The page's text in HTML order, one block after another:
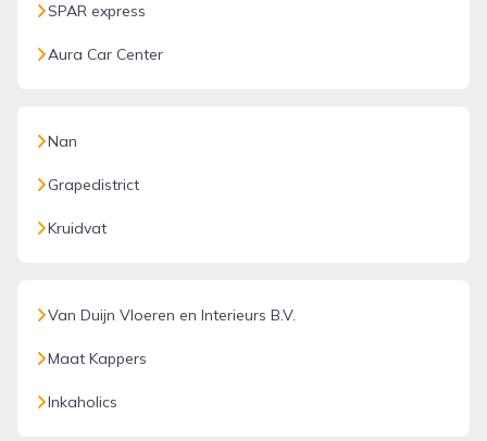
SPAR express
Aura Car Center
Nan
Grapedistrict
Kruidvat
Van Duijn Vloeren en Interieurs B.V.
Maat Kappers
Inkaholics